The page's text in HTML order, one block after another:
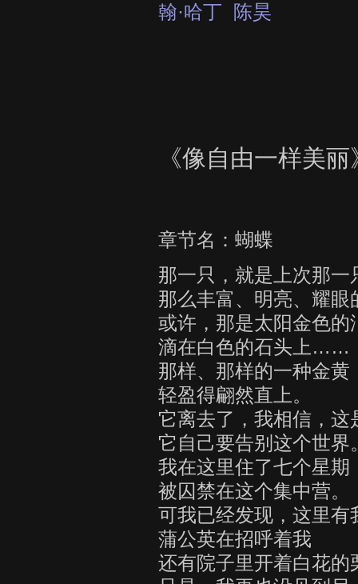
翰·哈丁
陈昊
《像自由一样美
章节名：蝴蝶
那一只，就是上次那一
那么丰富、明亮、耀眼
或许，那是太阳金色的
滴在白色的石头上……
那样、那样的一种金黄
轻盈得翩然直上。
它离去了，我相信，这
它自己要告别这个世界
我在这里住了七个星期
被囚禁在这个集中营。
可我已经发现，这里有
蒲公英在招呼着我
还有院子里开着白花的